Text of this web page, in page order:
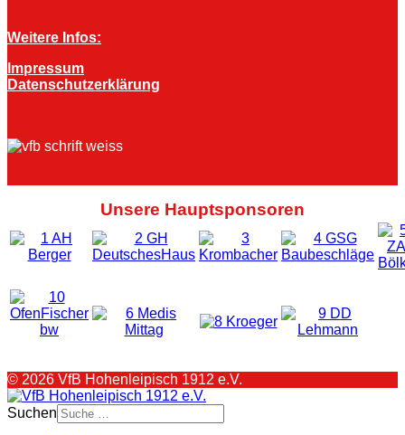
Weitere Infos:
Impressum
Datenschutzerklärung
Unsere Hauptsponsoren
© 2026 VfB Hohenleipisch 1912 e.V.
Suchen